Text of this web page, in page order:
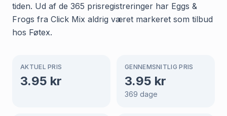
tiden. Ud af de 365 prisregistreringer har Eggs &
Frogs fra Click Mix aldrig været markeret som tilbud
hos Føtex.
AKTUEL PRIS
3.95 kr
GENNEMSNITLIG PRIS
3.95 kr
369 dage